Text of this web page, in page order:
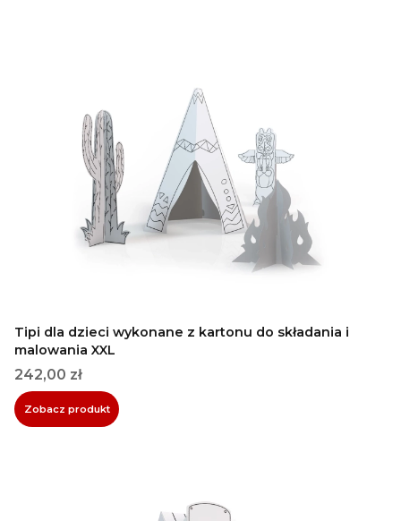
Tipi dla dzieci wykonane z kartonu do składania i
malowania XXL
Cena
242,00 zł
Zobacz produkt